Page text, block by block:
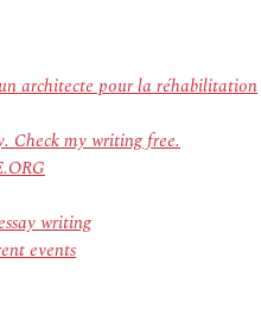
architecte pour la réhabilitation
Check my writing free.
writing
events